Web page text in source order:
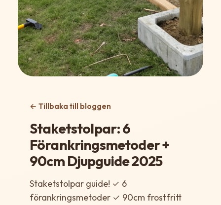
← Tillbaka till bloggen
Staketstolpar: 6
Förankringsmetoder +
90cm Djupguide 2025
Staketstolpar guide! ✓ 6
förankringsmetoder ✓ 90cm frostfritt